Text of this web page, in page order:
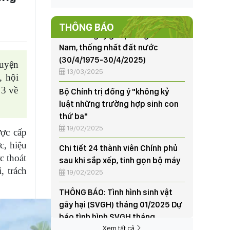
hội
về
cấp
hiệu
thoát
trách
THÔNG BÁO
(30/4/1975-30/4/2025)
Bộ Chính trị đồng ý "không kỷ
luật những trường hợp sinh con
thứ ba"
19/02/2025
Chi tiết 24 thành viên Chính phủ
sau khi sắp xếp, tinh gọn bộ máy
THÔNG BÁO: Tình hình sinh vật
gây hại (SVGH) tháng 01/2025 Dự
báo tình hình SVGH tháng
02/2025
07/02/2025
95 năm thành lập và những dấu
ấn nổi bật của Đảng Cộng sản
Xem tất cả